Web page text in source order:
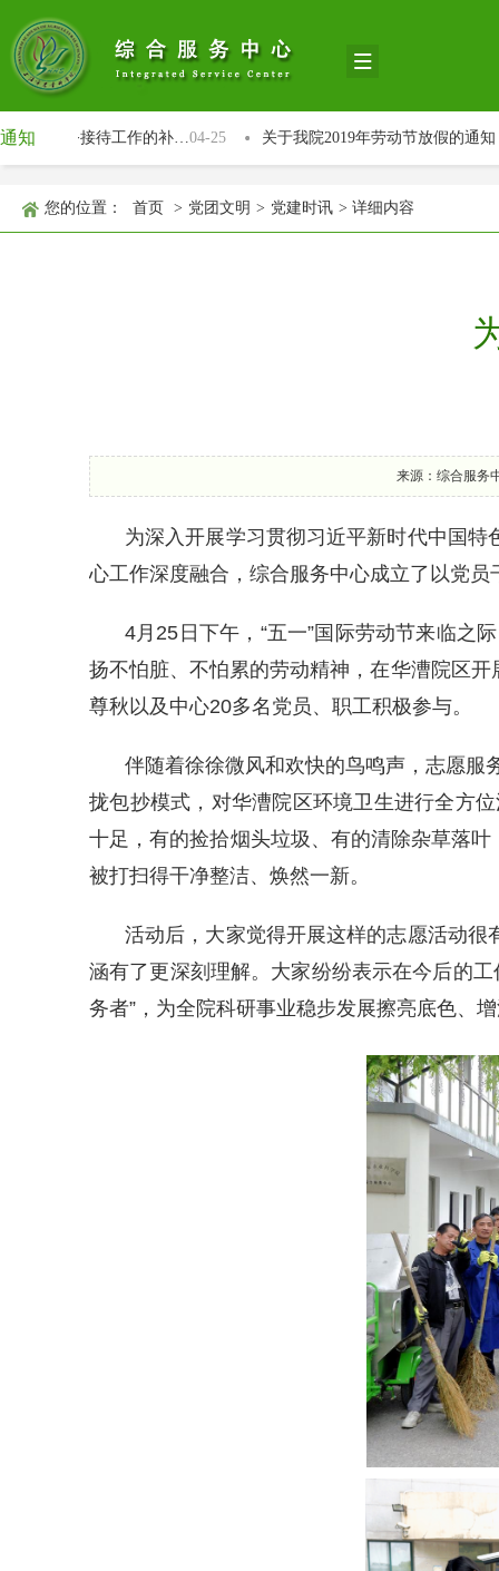
通知 04-25
院公务接待工作的补… 关于我院2019年劳动节放假的通知
您的位置： 首页 > 党团文明 > 党建时讯 > 详细内容
来源：综合服务
为深入开展学习贯彻习近平新时代中国特
心工作深度融合，综合服务中心成立了以党
4月25日下午，“五一”国际劳动节来临之
扬不怕脏、不怕累的劳动精神，在华漕院区
尊秋以及中心20多名党员、职工积极参与。
伴随着徐徐微风和欢快的鸟鸣声，志愿服
拢包抄模式，对华漕院区环境卫生进行全方
十足，有的捡拾烟头垃圾、有的清除杂草落
被打扫得干净整洁、焕然一新。
活动后，大家觉得开展这样的志愿活动很
涵有了更深刻理解。大家纷纷表示在今后的
务者”，为全院科研事业稳步发展擦亮底色、